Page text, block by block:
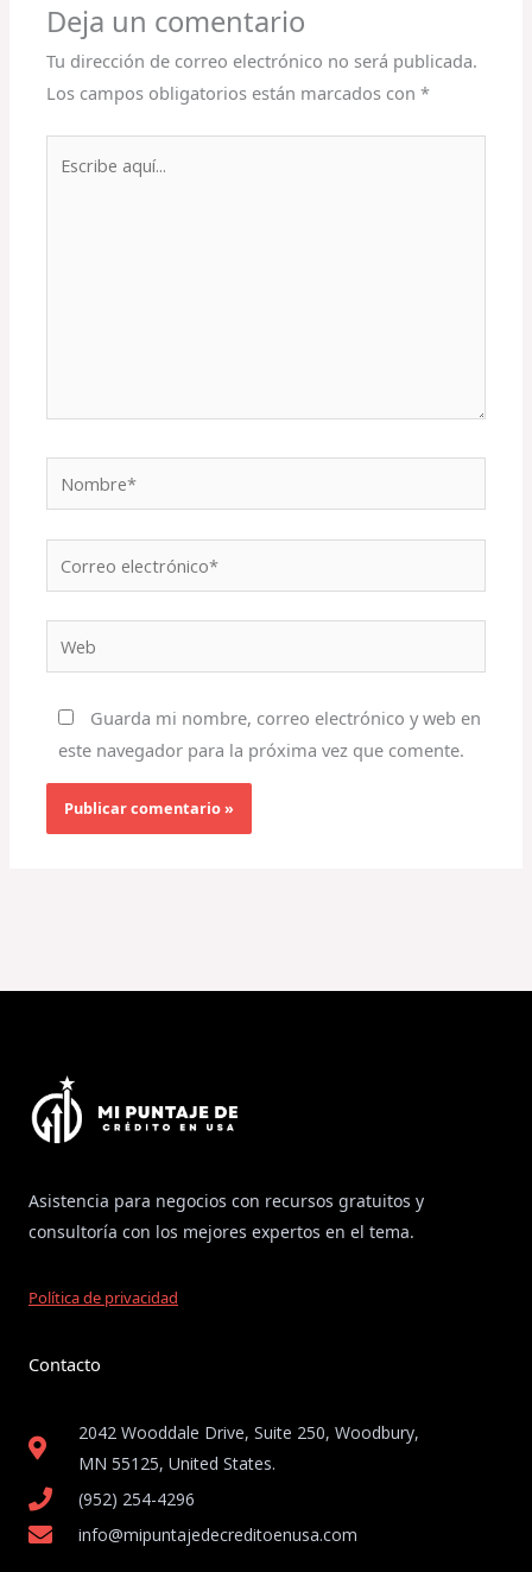
Deja un comentario
Tu dirección de correo electrónico no será publicada.
Los campos obligatorios están marcados con*
Nombre*
electrónico*
Guarda mi nombre, correo electrónico y web en
este navegador para la próxima vez que comente.
Asistencia para negocios con recursos gratuitos y
consultoría con los mejores expertos en el tema.
Política de privacidad
Contacto
2042 Wooddale Drive, Suite 250, Woodbury,
MN 55125, United States​.
(952) 254-4296
info@mipuntajedecreditoenusa.com